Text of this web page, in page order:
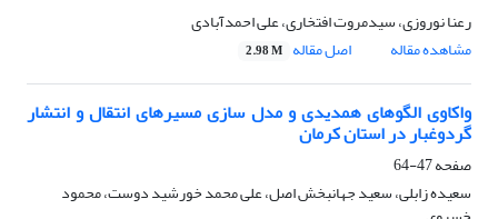
رعنا نوروزی، سیدمروت افتخاری، علی احمدآبادی
مشاهده مقاله
اصل مقاله 2.98 M
واکاوی الگوهای همدیدی و مدل سازی مسیرهای انتقال و انتشار
گردوغبار در استان کرمان
صفحه47-64
سعیده زابلی، سعید جهانبخش اصل، علی محمد خورشید دوست، محمود